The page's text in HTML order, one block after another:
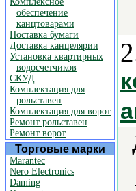
обеспечение
канцтоварами
Поставка бумаги
Доставка канцелярии
Установка квартирных
водосчетчиков
СКУД
Комплектация для
рольставен
Комплектация для ворот
Ремонт рольставен
Ремонт ворот
Торговые марки
Marantec
Nero Electronics
Daming